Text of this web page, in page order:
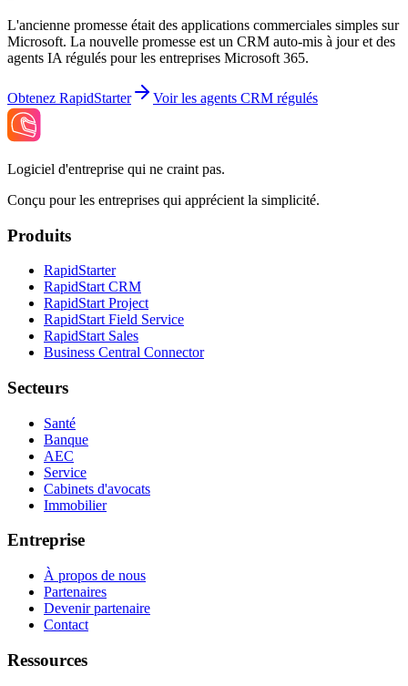
L'ancienne promesse était des applications commerciales simples sur
Microsoft. La nouvelle promesse est un CRM auto-mis à jour et des
agents IA régulés pour les entreprises Microsoft 365.
Obtenez RapidStarter Voir les agents CRM régulés
Logiciel d'entreprise qui ne craint pas.
Conçu pour les entreprises qui apprécient la simplicité.
Produits
RapidStarter
RapidStart CRM
RapidStart Project
RapidStart Field Service
RapidStart Sales
Business Central Connector
Secteurs
Santé
Banque
AEC
Service
Cabinets d'avocats
Immobilier
Entreprise
À propos de nous
Partenaires
Devenir partenaire
Contact
Ressources